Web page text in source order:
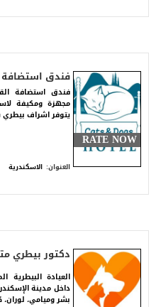
RATE NOW
فندق استضافة
فندق استضافة
مجهزة ومكيفة
يتوفر اشراف بيطري شامل 24 ساعة كما
العنوان: الاسكندرية
دكتور بيطري
العيادة البيطرية
داخل مدينة
بشر وميامي،